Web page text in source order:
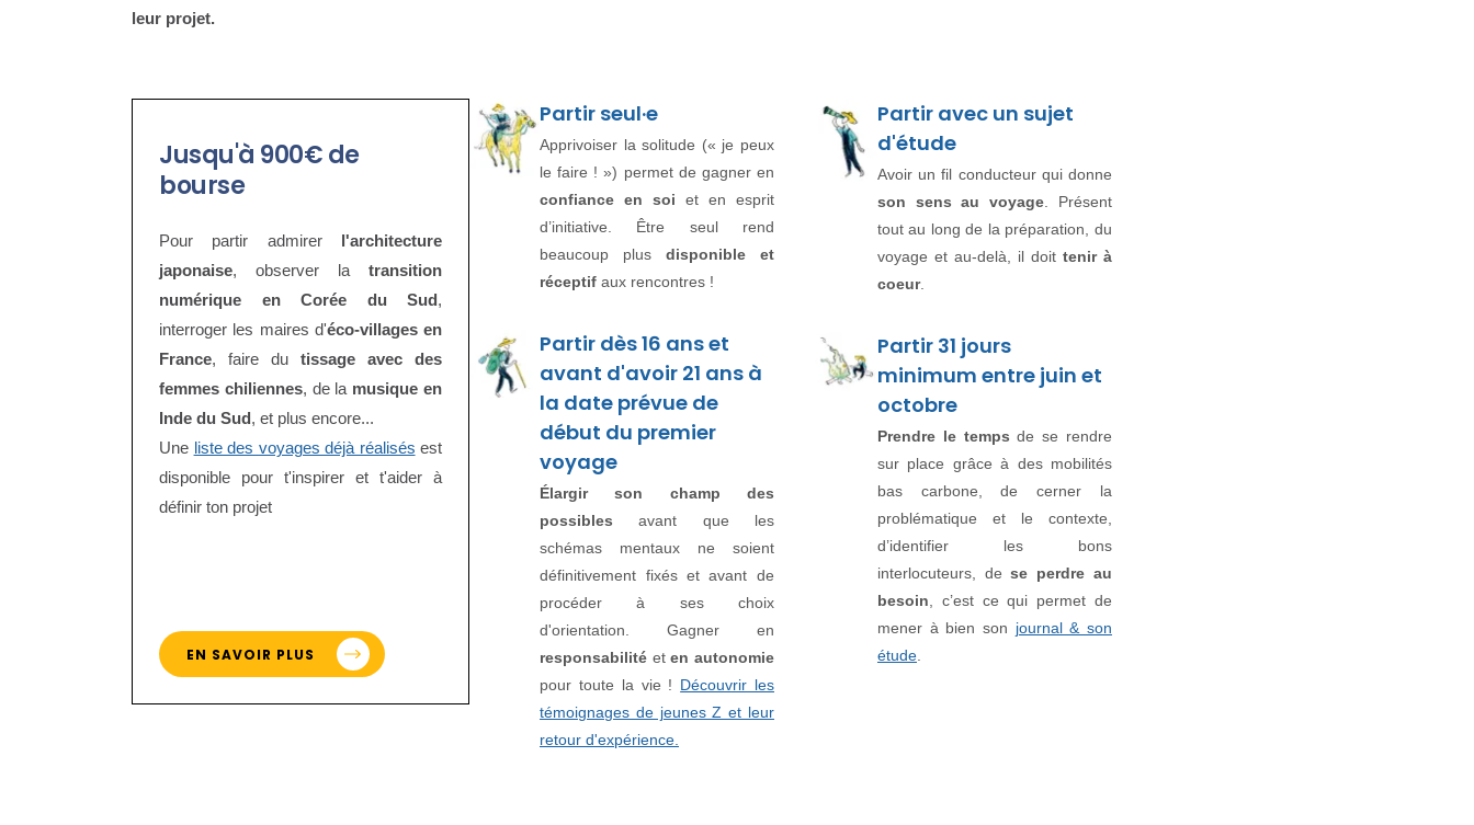
leur projet.
Jusqu'à 900€ de
bourse
Pour partir admirer l'architecture
japonaise, observer latransition
numérique en Corée du Sud,
interroger les maires d'éco-villages en
France, faire dutissage avec des
femmes chiliennes, de la musique en
Inde du Sud, et plus encore...
Une liste des voyages déjà réalisés est
disponible pour t'inspirer et t'aider à
définir ton projet
EN SAVOIR PLUS
Partir seul·e
Apprivoiser la solitude (« je peux
le faire ! ») permet de gagner en
confiance en soi et en esprit
d’initiative. Être seul rend
beaucoup plus disponible et
réceptif aux rencontres !
Partir dès 16 ans et
avant d'avoir 21 ans à
la date prévue de
début du premier
voyage
Élargir son champ des
possibles avant que les
schémas mentaux ne soient
définitivement fixés et avant de
procéder à ses choix
d'orientation. Gagner en
responsabilité eten autonomie
pour toute la vie ! Découvrir les
témoignages de jeunes Z et leur
retour d'expérience.
Partir avec un sujet
d'étude
Avoir un fil conducteur qui donne
son sens au voyage . Présent
tout au long de la préparation, du
voyage et au-delà, il doittenir à
coeur.
Partir 31 jours
minimum entre juin et
octobre
Prendre le temps de se rendre
sur place grâce à des mobilités
bas carbone, de cerner la
problématique et le contexte,
d’identifier les bons
interlocuteurs, dese perdre au
besoin , c’est ce qui permet de
mener à bien son journal & son
étude.